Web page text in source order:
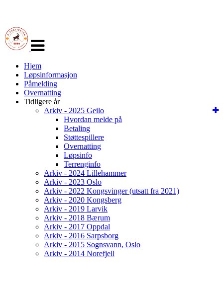
navigasjon
Hjem
Løpsinformasjon
Påmelding
Overnatting
Tidligere år
Arkiv - 2025 Geilo
Hvordan melde på
Betaling
Støttespillere
Overnatting
Løpsinfo
Terrenginfo
Arkiv - 2024 Lillehammer
Arkiv - 2023 Oslo
Arkiv - 2022 Kongsvinger (utsatt fra 2021)
Arkiv - 2020 Kongsberg
Arkiv - 2019 Larvik
Arkiv - 2018 Bærum
Arkiv - 2017 Oppdal
Arkiv - 2016 Sarpsborg
Arkiv - 2015 Sognsvann, Oslo
Arkiv - 2014 Norefjell